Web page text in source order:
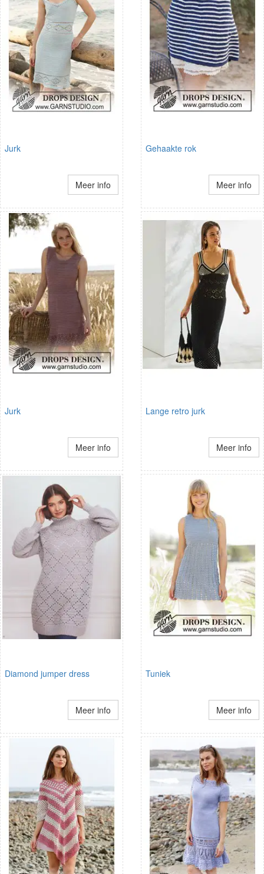
Jurk
Meer info
Gehaakte rok
Meer info
Jurk
Meer info
Lange retro jurk
Meer info
Diamond jumper dress
Meer info
Tuniek
Meer info